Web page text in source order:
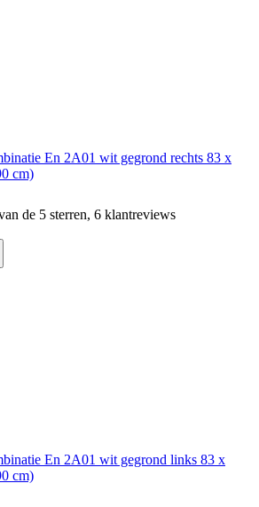
En 2A01 wit gegrond rechts 83 x
cm)
de 5 sterren, 6 klantreviews
En 2A01 wit gegrond links 83 x
cm)